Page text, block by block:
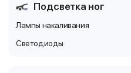
Подсветка ног
Лампы накаливания
Светодиоды